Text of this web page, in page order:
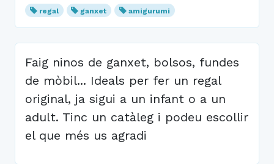
regal ganxet amigurumi
Faig ninos de ganxet, bolsos, fundes
de mòbil... Ideals per fer un regal
original, ja sigui a un infant o a un
adult. Tinc un catàleg i podeu escollir
el que més us agradi